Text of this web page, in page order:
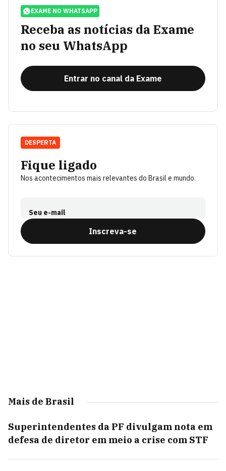
EXAME NO WHATSAPP
Receba as notícias da Exame
no seu WhatsApp
Entrar no canal da Exame
Fique ligado
Nos acontecimentos mais relevantes do Brasil e mundo.
Seu e-mail
Inscreva-se
DESPERTA
Mais de Brasil
Superintendentes da PF divulgam nota em
defesa de diretor em meio a crise com STF